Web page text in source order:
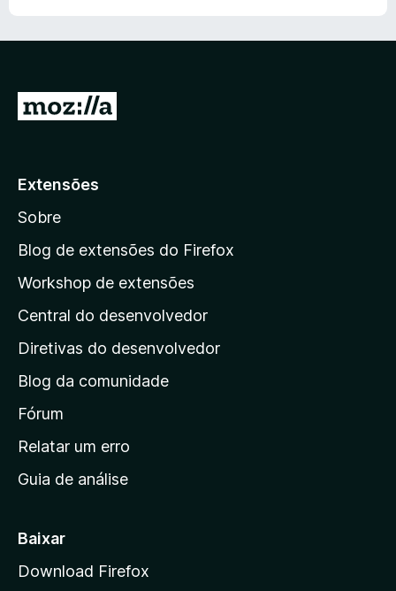
a
a
a
á
g
i
a
i
n
c
a
d
Extensões
Sobre
Blog de extensões do Firefox
Workshop de extensões
Central do desenvolvedor
Diretivas do desenvolvedor
Blog da comunidade
Fórum
Relatar um erro
Guia de análise
Baixar
Download Firefox